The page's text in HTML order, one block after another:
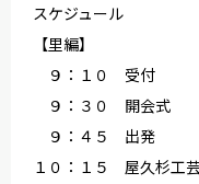
スケジュール
【里編】
９：１０ 受付
９：３０ 開会式
９：４５ 出発
１０：１５ 屋久杉工芸